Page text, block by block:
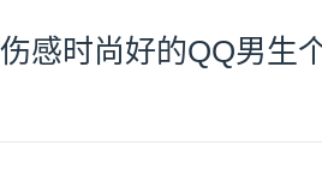
感时尚好的QQ男生